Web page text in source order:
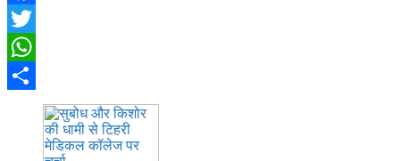
Facebook
Twitter
WhatsApp